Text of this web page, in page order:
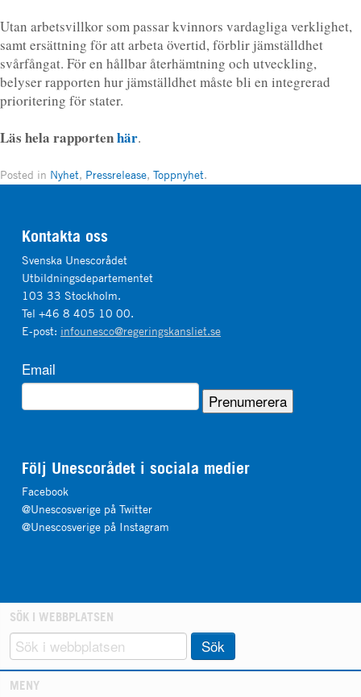
Utan arbetsvillkor som passar kvinnors vardagliga verklighet,
samt ersättning för att arbeta övertid, förblir jämställdhet
svårfångat. För en hållbar återhämtning och utveckling,
belyser rapporten hur jämställdhet måste bli en integrerad
prioritering för stater.
Läs hela rapportenhär.
Posted in Nyhet, Pressrelease, Toppnyhet.
Kontakta oss
Svenska Unescorådet
Utbildningsdepartementet
103 33 Stockholm.
Tel +46 8 405 10 00.
E-post: infounesco@regeringskansliet.se
Email
Följ Unescorådet i sociala medier
Facebook
@Unescosverige på Twitter
@Unescosverige på Instagram
SÖK I WEBBPLATSEN
Sök
MENY